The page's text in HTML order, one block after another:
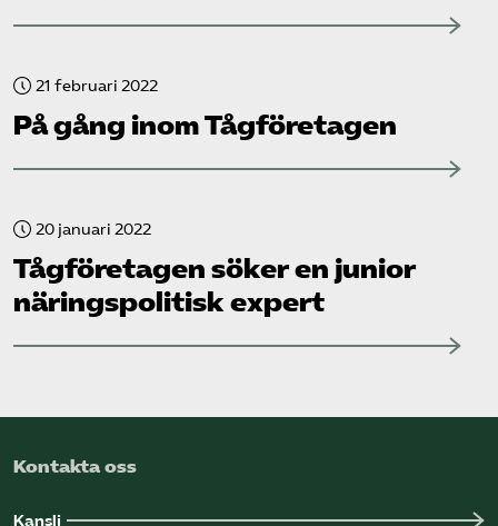
21 februari 2022
På gång inom Tåg­företagen
20 januari 2022
Tåg­företagen söker en junior
näringspolitisk expert
Kontakta oss
Kansli